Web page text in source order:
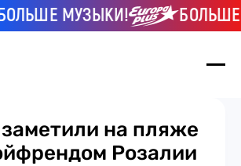
МУЗЫКИ! БОЛЬШЕ
на пляже
Розалии